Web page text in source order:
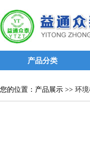
产品分类
您的位置：产品展示 >> 环境